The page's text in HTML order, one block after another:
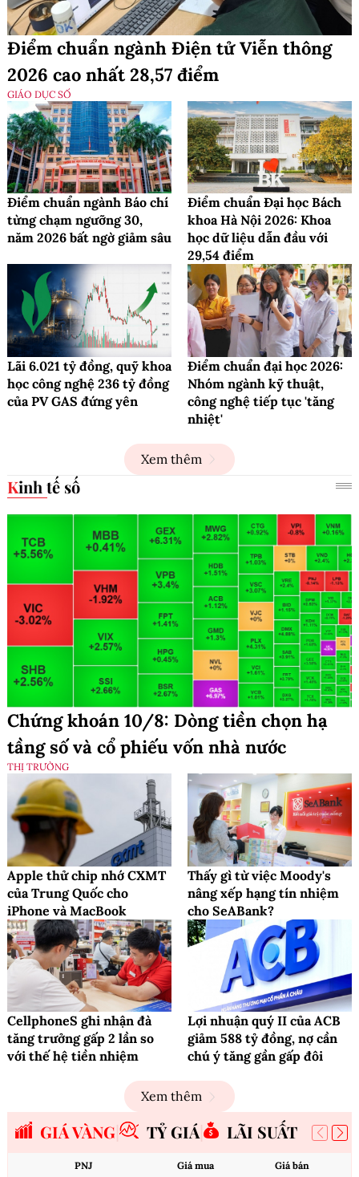
Điểm chuẩn ngành Điện tử Viễn thông
2026 cao nhất 28,57 điểm
GIÁO DỤC SỐ
Điểm chuẩn ngành Báo chí
từng chạm ngưỡng 30,
năm 2026 bất ngờ giảm sâu
Điểm chuẩn Đại học Bách
khoa Hà Nội 2026: Khoa
học dữ liệu dẫn đầu với
29,54 điểm
Lãi 6.021 tỷ đồng, quỹ khoa
học công nghệ 236 tỷ đồng
của PV GAS đứng yên
Điểm chuẩn đại học 2026:
Nhóm ngành kỹ thuật,
công nghệ tiếp tục 'tăng
nhiệt'
Xem thêm
Kinh tế số
Chứng khoán 10/8: Dòng tiền chọn hạ
tầng số và cổ phiếu vốn nhà nước
THỊ TRƯỜNG
Apple thử chip nhớ CXMT
của Trung Quốc cho
iPhone và MacBook
Thấy gì từ việc Moody's
nâng xếp hạng tín nhiệm
cho SeABank?
CellphoneS ghi nhận đà
tăng trưởng gấp 2 lần so
với thế hệ tiền nhiệm
Lợi nhuận quý II của ACB
giảm 588 tỷ đồng, nợ cần
chú ý tăng gần gấp đôi
Xem thêm
GIÁ VÀNG TỶ GIÁ LÃI SUẤT
PNJ Giá mua Giá bán